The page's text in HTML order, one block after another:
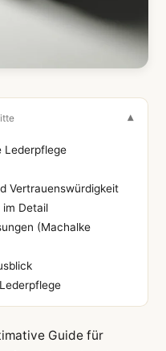
Lederpflege
Vertrauenswürdigkeit
im Detail
(Machalke
Guide für